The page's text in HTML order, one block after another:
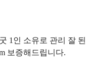
1인 소유로 관리 잘 된
보증해드립니다.